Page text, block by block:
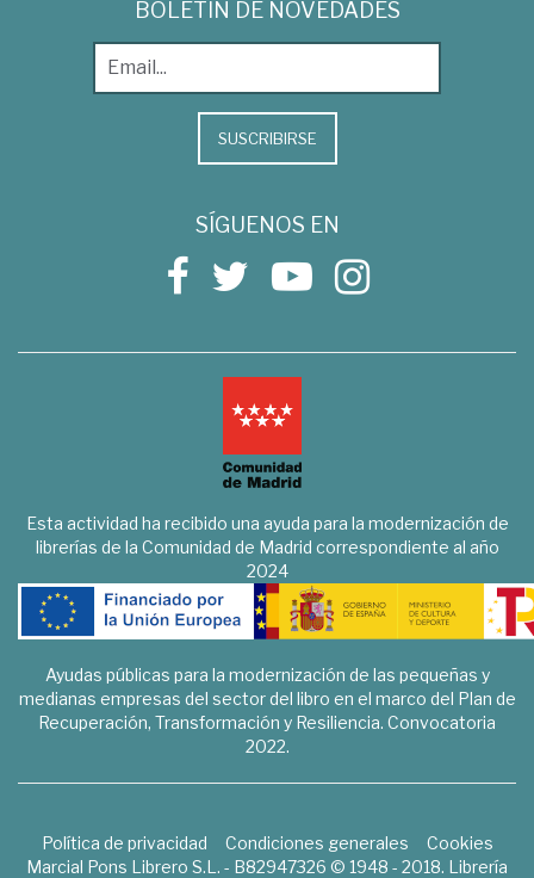
BOLETÍN DE NOVEDADES
SUSCRIBIRSE
SÍGUENOS EN
Esta actividad ha recibido una ayuda para la modernización de
librerías de la Comunidad de Madrid correspondiente al año
2024
Ayudas públicas para la modernización de las pequeñas y
medianas empresas del sector del libro en el marco del Plan de
Recuperación, Transformación y Resiliencia. Convocatoria
2022.
Política de privacidad Condiciones generales
Cookies
Marcial Pons Librero S.L. - B82947326 © 1948 - 2018. Librería